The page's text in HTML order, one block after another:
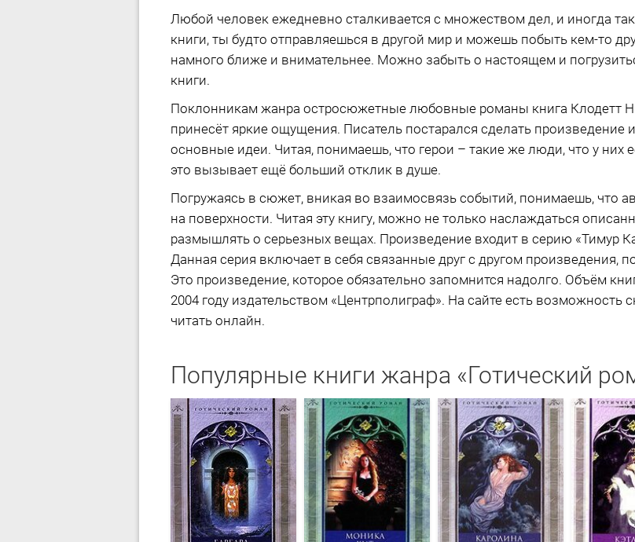
Любой человек ежедневно сталкивается с множеством дел, и иногда
книги, ты будто отправляешься в другой мир и можешь побыть кем-то
намного ближе и внимательнее. Можно забыть о настоящем и
книги.
Поклонникам жанра остросюжетные любовные романы книга Клодетт
принесёт яркие ощущения. Писатель постарался сделать
основные идеи. Читая, понимаешь, что герои – такие же люди, что у них
это вызывает ещё больший отклик в душе.
Погружаясь в сюжет, вникая во взаимосвязь событий, понимаешь, что
на поверхности. Читая эту книгу, можно не только наслаждаться
размышлять о серьезных вещах. Произведение входит в серию «Тимур
Данная серия включает в себя связанные друг с другом
Это произведение, которое обязательно запомнится надолго. Объём
2004 году издательством «Центрполиграф». На сайте есть возможность
читать онлайн.
Популярные книги жанра «Готический